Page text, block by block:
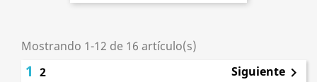
Mostrando 1-12 de 16 artículo(s)
1 2 Siguiente 